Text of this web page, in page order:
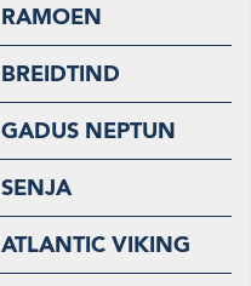
RAMOEN
BREIDTIND
GADUS NEPTUN
SENJA
ATLANTIC VIKING